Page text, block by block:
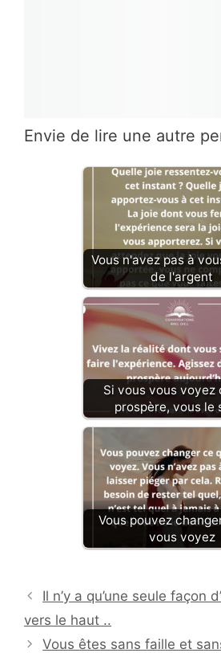
Envie de lire une autre
Vous n'avez pas à
de l'argent
Si vous vous voyez
prospère, vous le
Vous pouvez
vous voyez
Il n’y a qu’une seule façon
vers le haut ..
Vous êtes sans faille et